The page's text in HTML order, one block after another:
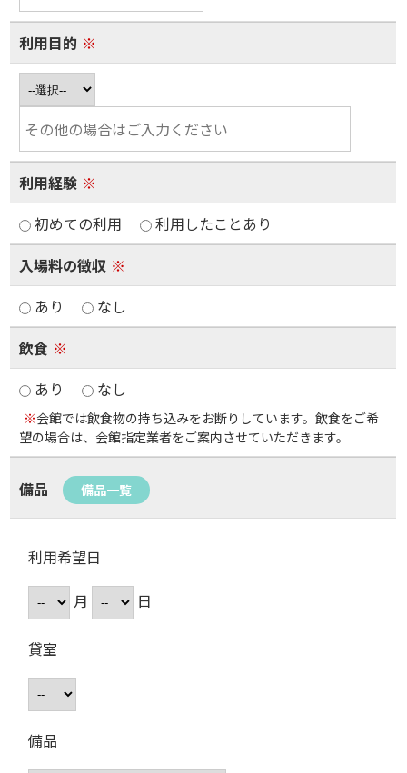
利用目的 ※
利用経験 ※
初めての利用
利用したことあり
入場料の徴収 ※
あり
なし
飲食 ※
あり
なし
※会館では飲食物の持ち込みをお断りしています。飲食をご希
望の場合は、会館指定業者をご案内させていただきます。
備品 備品一覧
利用希望日
月
日
貸室
備品